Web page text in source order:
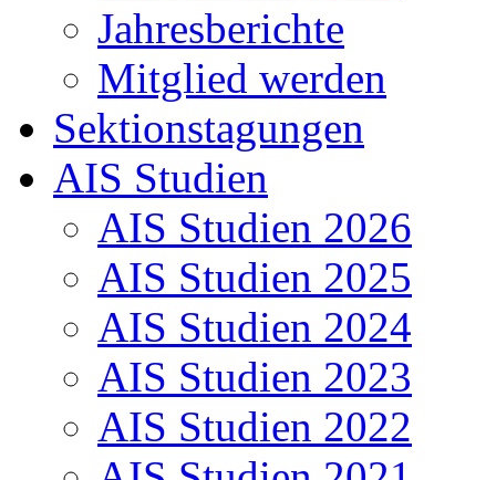
Jahresberichte
Mitglied werden
Sektionstagungen
AIS Studien
AIS Studien 2026
AIS Studien 2025
AIS Studien 2024
AIS Studien 2023
AIS Studien 2022